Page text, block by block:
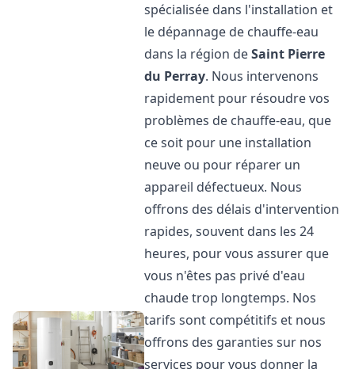
spécialisée dans l'installation et
le dépannage de chauffe-eau
dans la région deSaint Pierre
du Perray. Nous intervenons
rapidement pour résoudre vos
problèmes de chauffe-eau, que
ce soit pour une installation
neuve ou pour réparer un
appareil défectueux. Nous
offrons des délais d'intervention
rapides, souvent dans les 24
heures, pour vous assurer que
vous n'êtes pas privé d'eau
chaude trop longtemps. Nos
tarifs sont compétitifs et nous
offrons des garanties sur nos
services pour vous donner la